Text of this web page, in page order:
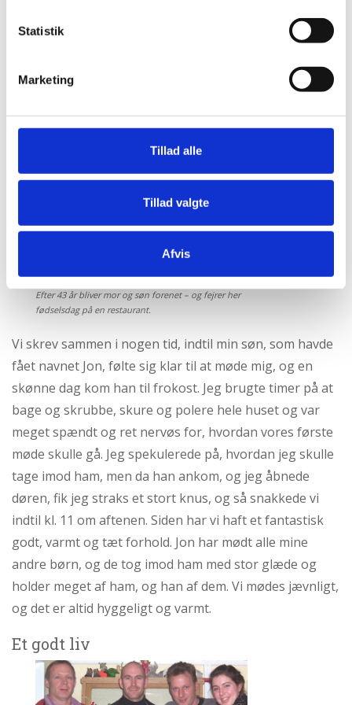
Statistik
Marketing
Tillad alle
Tillad valgte
Afvis
sødt og forsigtigt brev, men jeg var overvældet af
glæde og skrev tilbage med det samme, at jeg havde
genforenet.
Fandt min søn
Efter 43 år bliver mor og søn forenet – og fejrer her
fødselsdag på en restaurant.
Vi skrev sammen i nogen tid, indtil min søn, som havde
fået navnet Jon, følte sig klar til at møde mig, og en
skønne dag kom han til frokost. Jeg brugte timer på at
bage og skrubbe, skure og polere hele huset og var
meget spændt og ret nervøs for, hvordan vores første
møde skulle gå. Jeg spekulerede på, hvordan jeg skulle
tage imod ham, men da han ankom, og jeg åbnede
døren, fik jeg straks et stort knus, og så snakkede vi
indtil kl. 11 om aftenen. Siden har vi haft et fantastisk
godt, varmt og tæt forhold. Jon har mødt alle mine
andre børn, og de tog imod ham med stor glæde og
holder meget af ham, og han af dem. Vi mødes jævnligt,
og det er altid hyggeligt og varmt.
Et godt liv